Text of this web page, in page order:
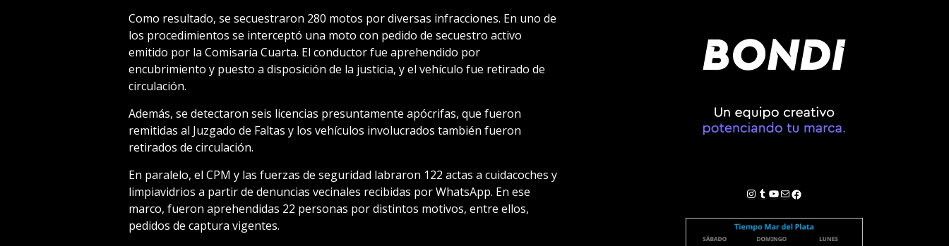
Como resultado, se secuestraron 280 motos por diversas infracciones. En uno de
los procedimientos se interceptó una moto con pedido de secuestro activo
emitido por la Comisaría Cuarta. El conductor fue aprehendido por
encubrimiento y puesto a disposición de la justicia, y el vehículo fue retirado de
circulación.
Además, se detectaron seis licencias presuntamente apócrifas, que fueron
remitidas al Juzgado de Faltas y los vehículos involucrados también fueron
retirados de circulación.
En paralelo, el CPM y las fuerzas de seguridad labraron 122 actas a cuidacoches y
limpiavidrios a partir de denuncias vecinales recibidas por WhatsApp. En ese
marco, fueron aprehendidas 22 personas por distintos motivos, entre ellos,
pedidos de captura vigentes.
Instagram
Tumblr
YouTube
Correo electrónico
Facebook